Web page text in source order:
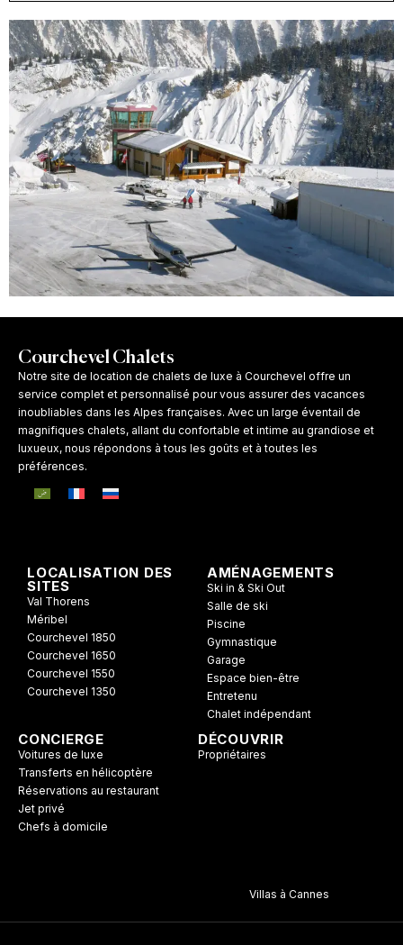
Courchevel Chalets
Notre site de location de chalets de luxe à Courchevel offre un
service complet et personnalisé pour vous assurer des vacances
inoubliables dans les Alpes françaises. Avec un large éventail de
magnifiques chalets, allant du confortable et intime au grandiose et
luxueux, nous répondons à tous les goûts et à toutes les
préférences.
LOCALISATION DES
SITES
Val Thorens
Méribel
Courchevel 1850
Courchevel 1650
Courchevel 1550
Courchevel 1350
AMÉNAGEMENTS
Ski in & Ski Out
Salle de ski
Piscine
Gymnastique
Garage
Espace bien-être
Entretenu
Chalet indépendant
CONCIERGE
Voitures de luxe
Transferts en hélicoptère
Réservations au restaurant
Jet privé
Chefs à domicile
DÉCOUVRIR
Propriétaires
Villas à Cannes